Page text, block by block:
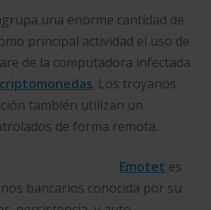
una enorme cantidad de
principal actividad el uso de
de la computadora infectada
. Los troyanos
también utilizan un
de forma remota.
Emotet es
bancarios conocida por su